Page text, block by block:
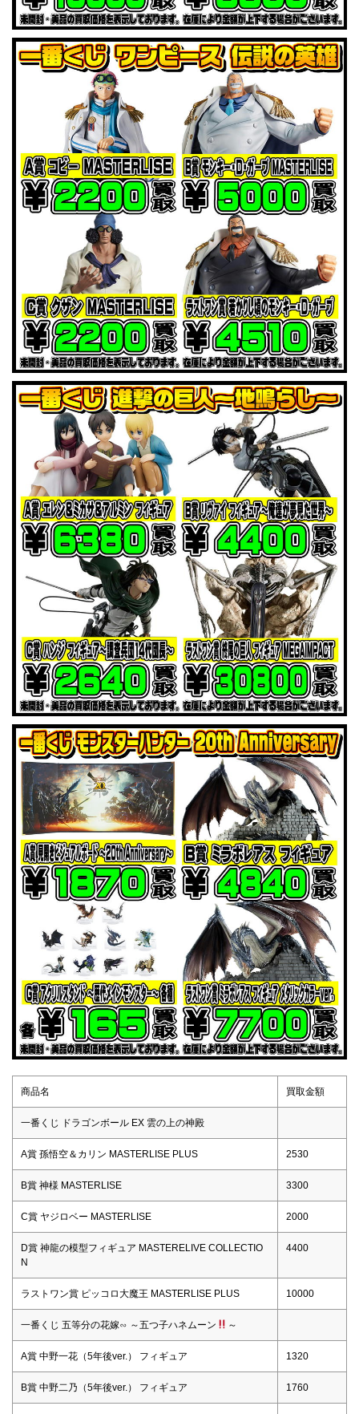
商品名 買取金額
一番くじ ドラゴンボール EX 雲の上の神殿
A賞 孫悟空＆カリン MASTERLISE PLUS 2530
B賞 神様 MASTERLISE 3300
C賞 ヤジロベー MASTERLISE 2000
D賞 神龍の模型フィギュア MASTERELIVE COLLECTIO
N
4400
ラストワン賞 ピッコロ大魔王 MASTERLISE PLUS 10000
一番くじ 五等分の花嫁∽ ～五つ子ハネムーン ～
A賞 中野一花（5年後ver.） フィギュア 1320
B賞 中野二乃（5年後ver.） フィギュア 1760